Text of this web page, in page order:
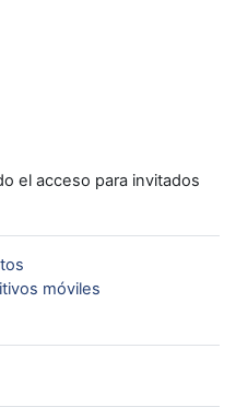
el acceso para invitados
móviles